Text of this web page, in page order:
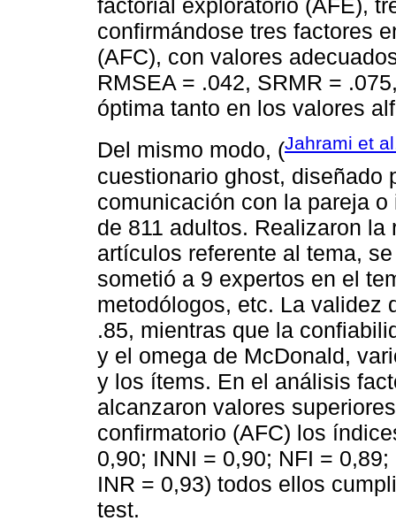
factorial exploratorio (AFE),
confirmándose tres factores
(AFC), con valores
RMSEA = .042, SRMR =
óptima tanto en los valores
Del mismo modo, (Jahrami et
cuestionario ghost, diseñado
comunicación con la pareja
de 811 adultos. Realizaron
artículos referente al tema,
sometió a 9 expertos en el
metodólogos, etc. La validez
.85, mientras que la
y el omega de McDonald,
y los ítems. En el análisis
alcanzaron valores
confirmatorio (AFC) los
0,90; INNI = 0,90; NFI =
INR = 0,93) todos ellos
test.